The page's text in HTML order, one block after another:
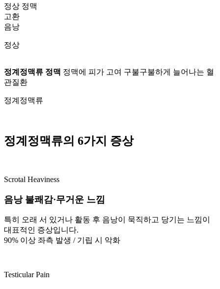
정상 정맥
고환
음낭
정상
정계정맥류 정맥 정맥에 피가 고여 구불구불하게 늘어나는 혈
관질환
정계정맥류
정계정맥류의 6가지 증상
Scrotal Heaviness
음낭 불쾌감·무거운 느낌
특히 오래 서 있거나 활동 후 음낭이 묵직하고 당기는 느낌이
대표적인 증상입니다.
90% 이상 좌측 발생 / 기립 시 악화
Testicular Pain